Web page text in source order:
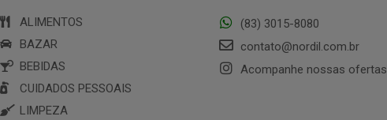
ALIMENTOS
BAZAR
BEBIDAS
CUIDADOS PESSOAIS
LIMPEZA
(83) 3015-8080
contato@nordil.com.br
Acompanhe nossas ofertas